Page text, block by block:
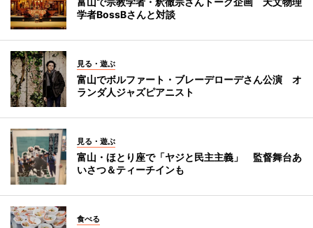
学者BossBさんと対談
見る・遊ぶ
富山でボルファート・ブレーデローデさん公演 オ
ランダ人ジャズピアニスト
見る・遊ぶ
富山・ほとり座で「ヤジと民主主義」 監督舞台あ
いさつ＆ティーチインも
食べる